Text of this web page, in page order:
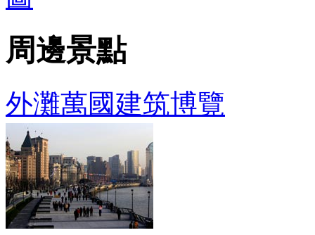
周邊景點
外灘萬國建筑博覽